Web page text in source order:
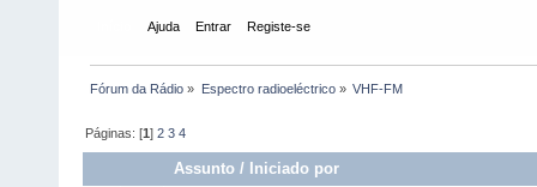
Ajuda Entrar Registe-se
Fórum da Rádio » Espectro radioeléctrico» VHF-FM
Páginas: [1]2 3 4
Assunto / Iniciado por